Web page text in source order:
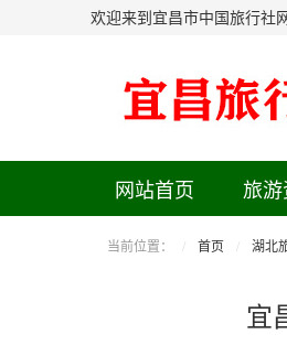
欢迎来到宜昌市中国旅行社
网站首页 旅
当前位置： 首页 湖北
宜